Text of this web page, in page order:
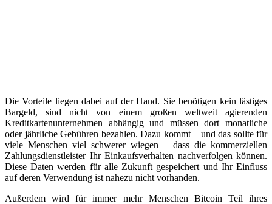
Die Vorteile liegen dabei auf der Hand. Sie benötigen kein lästiges
Bargeld, sind nicht von einem großen weltweit agierenden
Kreditkartenunternehmen abhängig und müssen dort monatliche
oder jährliche Gebühren bezahlen. Dazu kommt – und das sollte für
viele Menschen viel schwerer wiegen – dass die kommerziellen
Zahlungsdienstleister Ihr Einkaufsverhalten nachverfolgen können.
Diese Daten werden für alle Zukunft gespeichert und Ihr Einfluss
auf deren Verwendung ist nahezu nicht vorhanden.
Außerdem wird für immer mehr Menschen Bitcoin Teil ihres